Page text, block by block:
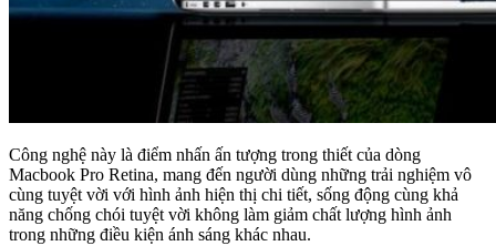
Công nghệ này là điểm nhấn ấn tượng trong thiết của dòng
Macbook Pro Retina, mang đến người dùng những trải nghiệm vô
cùng tuyệt vời với hình ảnh hiện thị chi tiết, sống động cùng khả
năng chống chói tuyệt vời không làm giảm chất lượng hình ảnh
trong những điều kiện ánh sáng khác nhau.